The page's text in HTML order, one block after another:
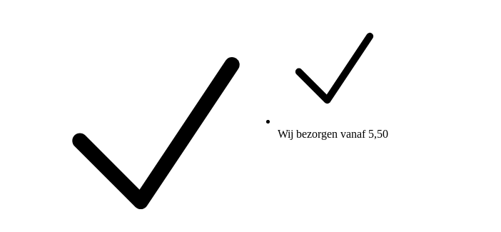
Wij bezorgenvanaf 5,50